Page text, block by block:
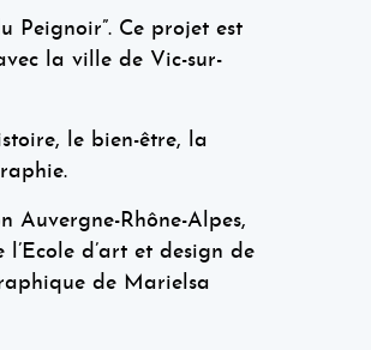
Peignoir”. Ce projet est
la ville de Vic-sur-
le bien-être, la
Auvergne-Rhône-Alpes,
d’art et design de
de Marielsa